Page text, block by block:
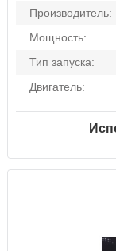
Производитель:
Мощность:
Тип запуска:
Двигатель: